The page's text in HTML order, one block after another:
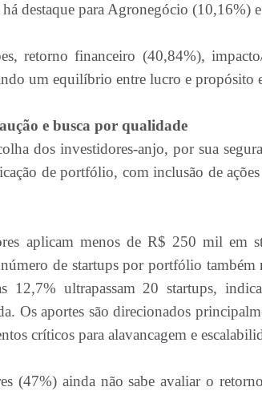
destaque para Agronegócio (10,16%)
retorno financeiro (40,84%),
um equilíbrio entre lucro e propósito
e busca por qualidade
dos investidores-anjo, por sua
de portfólio, com inclusão de
aplicam menos de R$ 250 mil em
de startups por portfólio também
12,7% ultrapassam 20 startups,
Os aportes são direcionados
críticos para alavancagem e
(47%) ainda não sabe avaliar o